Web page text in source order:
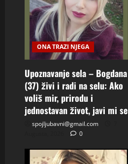
ONA TRAZI NJEGA
Upoznavanje sela – Bogdana
(37) živi i radi na selu: Ako
voliš mir, prirodu i
jednostavan život, javi mi se
spojljubavni@gmail.com
0